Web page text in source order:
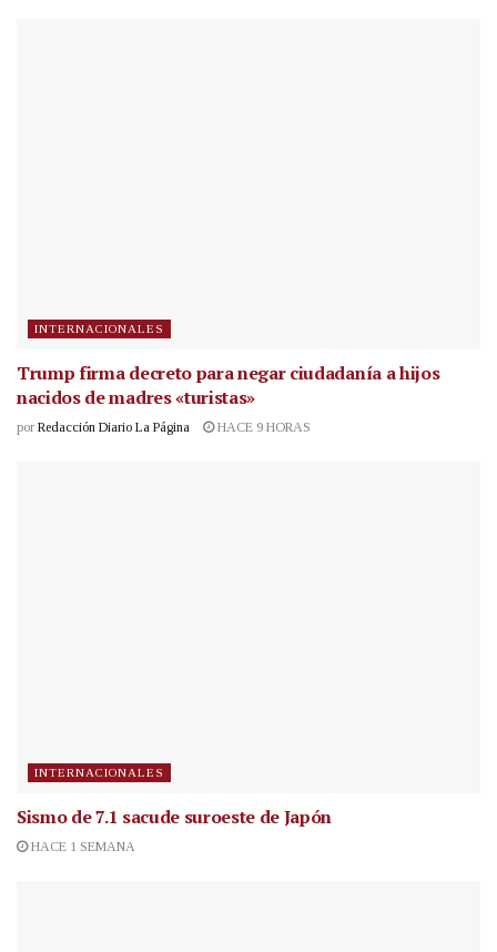
INTERNACIONALES
Trump firma decreto para negar ciudadanía a hijos
nacidos de madres «turistas»
por Redacción Diario La Página HACE 9 HORAS
INTERNACIONALES
Sismo de 7.1 sacude suroeste de Japón
HACE 1 SEMANA